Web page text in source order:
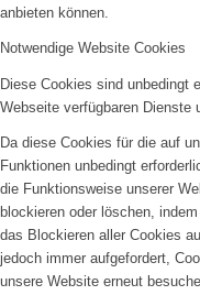
anbieten können.
Notwendige Website Cookies
Diese Cookies sind unbedingt
Webseite verfügbaren Dienste
Da diese Cookies für die auf
Funktionen unbedingt
die Funktionsweise unserer
blockieren oder löschen,
das Blockieren aller Cookies
jedoch immer aufgefordert,
unsere Website erneut